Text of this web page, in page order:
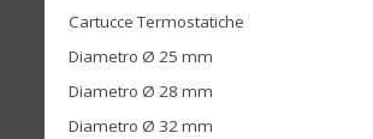
Cartucce Termostatiche
Diametro Ø 25 mm
Diametro Ø 28 mm
Diametro Ø 32 mm